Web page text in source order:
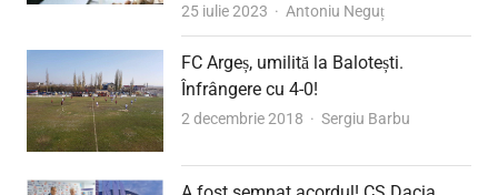
25 iulie 2023 Author
Antoniu Neguț
FC Argeș, umilită la Balotești.
Înfrângere cu 4-0!
2 decembrie 2018 Author
Sergiu Barbu